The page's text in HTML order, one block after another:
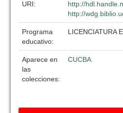
URI:
http://
http://
Programa
educativo:
LICENCIATURA
Aparece en
las
colecciones:
CUCBA